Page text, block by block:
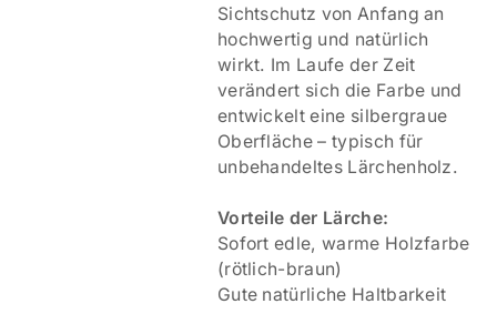
Sichtschutz von Anfang an
hochwertig und natürlich
wirkt. Im Laufe der Zeit
verändert sich die Farbe und
entwickelt eine silbergraue
Oberfläche – typisch für
unbehandeltes Lärchenholz.
Vorteile der Lärche:
Sofort edle, warme Holzfarbe
(rötlich-braun)
Gute natürliche Haltbarkeit